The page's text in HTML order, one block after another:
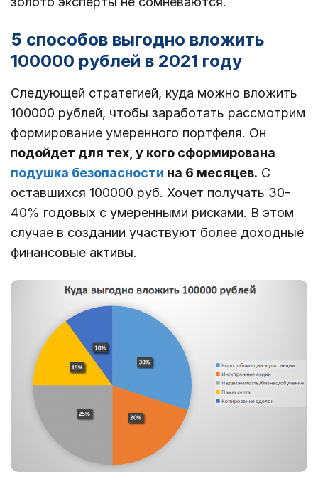
5 способов выгодно вложить
100000 рублей в 2021 году
Следующей стратегией, куда можно вложить
100000 рублей, чтобы заработать рассмотрим
формирование умеренного портфеля. Он
подойдет для тех, у кого сформирована
подушка безопасности на 6 месяцев. С
оставшихся 100000 руб. Хочет получать 30-
40% годовых с умеренными рисками. В этом
случае в создании участвуют более доходные
финансовые активы.